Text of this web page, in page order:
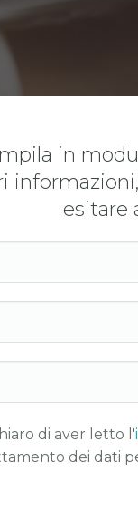
in
esitare
di aver letto l'
dei dati